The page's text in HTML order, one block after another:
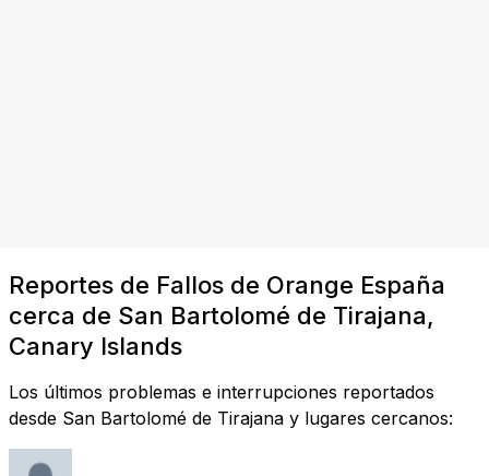
Reportes de Fallos de Orange España
cerca de San Bartolomé de Tirajana,
Canary Islands
Los últimos problemas e interrupciones reportados
desde San Bartolomé de Tirajana y lugares cercanos: